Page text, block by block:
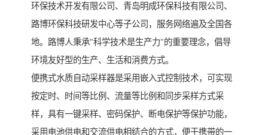
环保技术开发有限公司、青岛明成环保科技有限公司、
路博环保科技研发中心等子公司，服务网络遍及全国各
地。路博人秉承"科学技术是生产力"的重要理念，倡导
环境友好型的生产、生活和消费方式。
便携式水质自动采样器是采用嵌入式控制技术，可实现
按定时、时间等比例、流量等比例和同步采样方式采
样，具有一键采样、密码保护、断电保护等保护功能，
采用电池供电和交流供电相结合的方式，便于携带的一